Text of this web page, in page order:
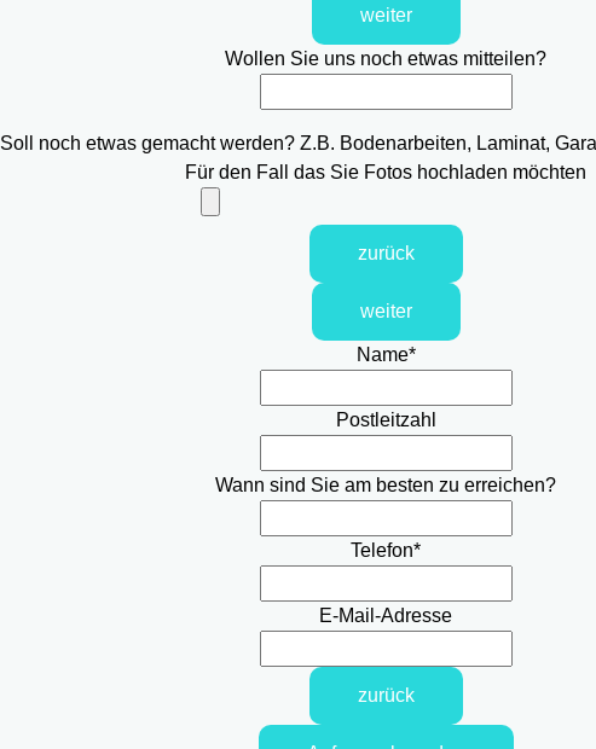
weiter
Wollen Sie uns noch etwas mitteilen?
Soll noch etwas gemacht werden? Z.B. Bodenarbeiten, Laminat,
Für den Fall das Sie Fotos hochladen möchten
zurück
weiter
Name*
Postleitzahl
Wann sind Sie am besten zu erreichen?
Telefon*
E-Mail-Adresse
zurück